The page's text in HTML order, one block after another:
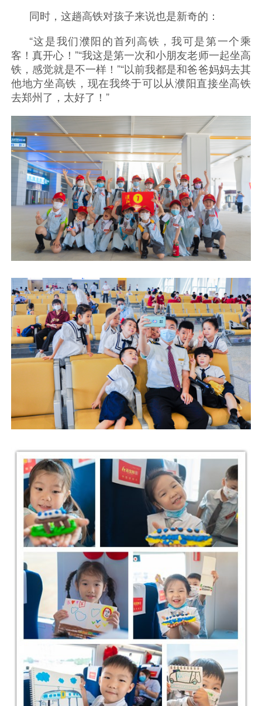
同时，这趟高铁对孩子来说也是新奇的：
“这是我们濮阳的首列高铁，我可是第一个乘
客！真开心！”“我这是第一次和小朋友老师一起坐高
铁，感觉就是不一样！”“以前我都是和爸爸妈妈去其
他地方坐高铁，现在我终于可以从濮阳直接坐高铁
去郑州了，太好了！”